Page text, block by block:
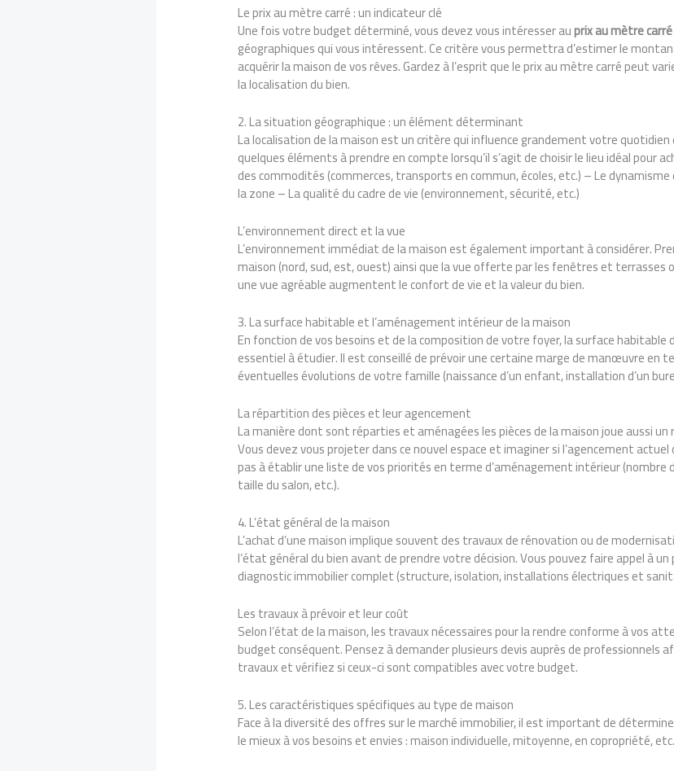
Le prix au mètre carré : un indicateur clé
Une fois votre budget déterminé, vous devez vous intéresser auprix au mètre carré
géographiques qui vous intéressent. Ce critère vous permettra d’estimer le
acquérir la maison de vos rêves. Gardez à l’esprit que le prix au mètre carré peut
la localisation du bien.
2. La situation géographique : un élément déterminant
La localisation de la maison est un critère qui influence grandement votre quotidien
quelques éléments à prendre en compte lorsqu’il s’agit de choisir le lieu idéal pour
des commodités (commerces, transports en commun, écoles, etc.) – Le
la zone – La qualité du cadre de vie (environnement, sécurité, etc.)
L’environnement direct et la vue
L’environnement immédiat de la maison est également important à considérer.
maison (nord, sud, est, ouest) ainsi que la vue offerte par les fenêtres et terrasses
une vue agréable augmentent le confort de vie et la valeur du bien.
3. La surface habitable et l’aménagement intérieur de la maison
En fonction de vos besoins et de la composition de votre foyer, la surface habitable
essentiel à étudier. Il est conseillé de prévoir une certaine marge de manœuvre en
éventuelles évolutions de votre famille (naissance d’un enfant, installation d’un
La répartition des pièces et leur agencement
La manière dont sont réparties et aménagées les pièces de la maison joue aussi
Vous devez vous projeter dans ce nouvel espace et imaginer si l’agencement actuel
pas à établir une liste de vos priorités en terme d’aménagement intérieur (nombre
taille du salon, etc.).
4. L’état général de la maison
L’achat d’une maison implique souvent des travaux de rénovation ou de
l’état général du bien avant de prendre votre décision. Vous pouvez faire appel à
diagnostic immobilier complet (structure, isolation, installations électriques et
Les travaux à prévoir et leur coût
Selon l’état de la maison, les travaux nécessaires pour la rendre conforme à vos
budget conséquent. Pensez à demander plusieurs devis auprès de professionnels
travaux et vérifiez si ceux-ci sont compatibles avec votre budget.
5. Les caractéristiques spécifiques au type de maison
Face à la diversité des offres sur le marché immobilier, il est important de
le mieux à vos besoins et envies : maison individuelle, mitoyenne, en copropriété, etc.